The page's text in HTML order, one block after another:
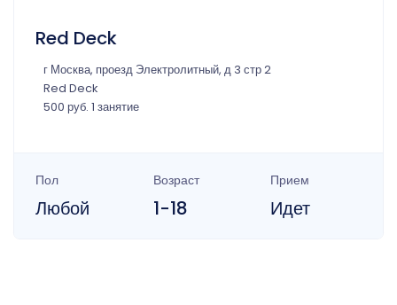
Red Deck
г Москва, проезд Электролитный, д 3 стр 2
Red Deck
500 руб. 1 занятие
Пол
Любой
Возраст
1-18
Прием
Идет